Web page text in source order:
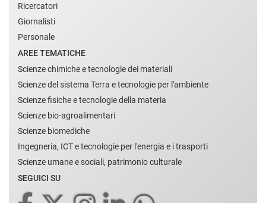
Ricercatori
Giornalisti
Personale
AREE TEMATICHE
Scienze chimiche e tecnologie dei materiali
Scienze del sistema Terra e tecnologie per l'ambiente
Scienze fisiche e tecnologie della materia
Scienze bio-agroalimentari
Scienze biomediche
Ingegneria, ICT e tecnologie per l'energia e i trasporti
Scienze umane e sociali, patrimonio culturale
SEGUICI SU